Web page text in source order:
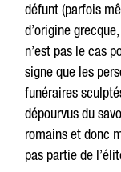
défunt (parfois
d’origine
n’est pas le cas
signe que les
funéraires
dépourvus du
romains et donc
pas partie de